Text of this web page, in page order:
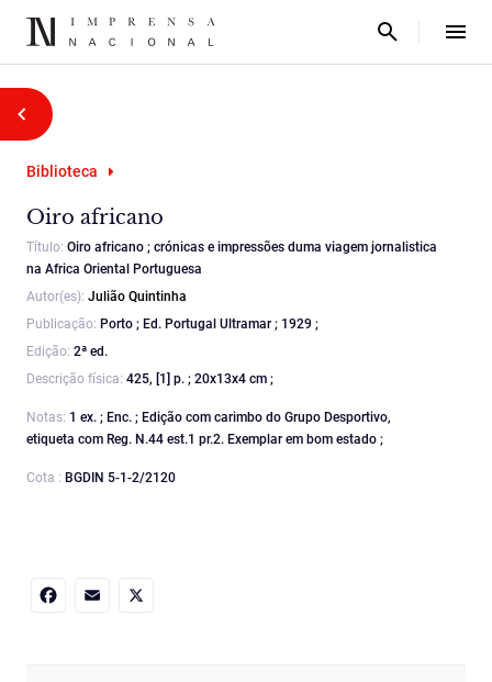
Biblioteca
Oiro africano
Título: Oiro africano ; crónicas e impressões duma viagem jornalistica
na Africa Oriental Portuguesa
Autor(es): Julião Quintinha
Publicação: Porto ; Ed. Portugal Ultramar ; 1929 ;
Edição: 2ª ed.
Descrição física: 425, [1] p. ; 20x13x4 cm ;
Notas: 1 ex. ; Enc. ; Edição com carimbo do Grupo Desportivo,
etiqueta com Reg. N.44 est.1 pr.2. Exemplar em bom estado ;
Cota : BGDIN 5-1-2/2120